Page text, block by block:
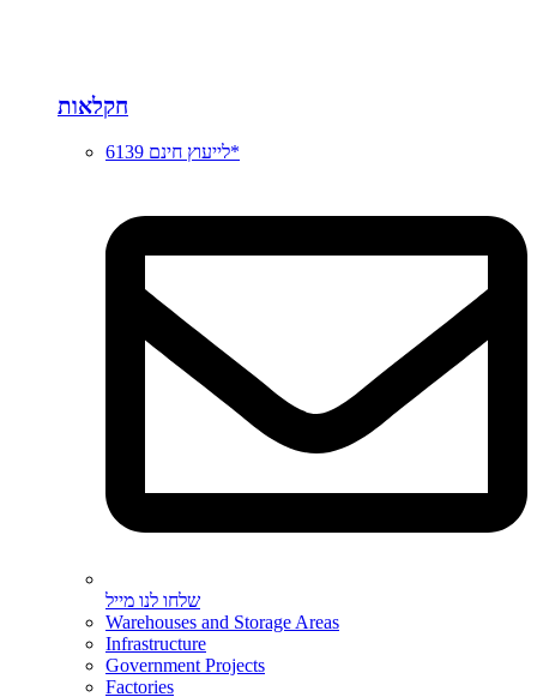
חקלאות
לייעוץ חינם 6139*
שלחו לנו מייל
Warehouses and Storage Areas
Infrastructure
Government Projects
Factories